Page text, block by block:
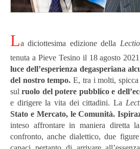
La diciottesima edizione della
tenuta a Pieve Tesino il 18 agosto
luce dell’esperienza degasperiana
del nostro tempo. E, tra i molti, spicca
sulruolo del potere pubblico e
e dirigere la vita dei cittadini. La
Stato e Mercato, le Comunità.
inteso affrontare in maniera diretta
confronto, anche dialettico, due